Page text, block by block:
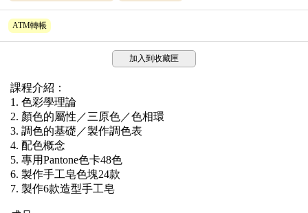
ATM轉帳
加入到收藏匣
課程介紹：
1. 色彩學理論
2. 顏色的屬性／三原色／色相環
3. 調色的基礎／製作調色表
4. 配色概念
5. 專用Pantone色卡48色
6. 製作手工皂色塊24款
7. 製作6款造型手工皂